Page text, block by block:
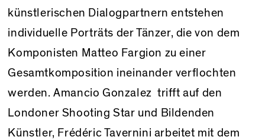
künstlerischen Dialogpartnern entstehen
individuelle Porträts der Tänzer, die von dem
Komponisten Matteo Fargion zu einer
Gesamtkomposition ineinander verflochten
werden. Amancio Gonzalez trifft auf den
Londoner Shooting Star und Bildenden
Künstler, Frédéric Tavernini arbeitet mit dem